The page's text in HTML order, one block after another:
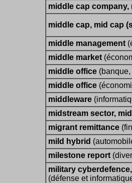
middle cap
middle cap, mid cap
middle management
middle market
middle office
middle office
middleware
midstream sector,
migrant remittance
mild hybrid
milestone report
military
(défense et